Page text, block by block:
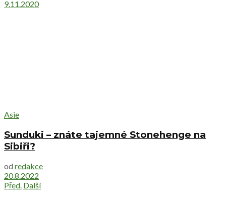
9.11.2020
Asie
Sunduki – znáte tajemné Stonehenge na
Sibiři?
od redakce
20.8.2022
Před. Další